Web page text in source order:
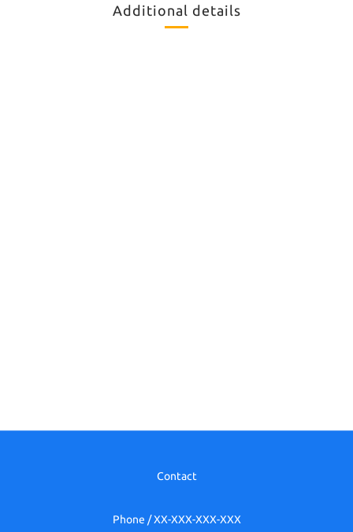
Additional details
Contact
Phone / XX-XXX-XXX-XXX